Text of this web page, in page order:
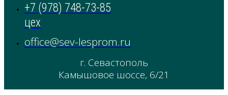
+7 (978) 748-73-85
цех
office@sev-lesprom.ru
г. Севастополь
Камышовое шоссе, 6/21